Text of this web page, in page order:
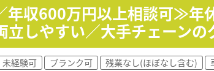
の店舗運営を行っています！
ライブスルー型・専門店と患者様ニーズに応え
の調剤監査システムを導入しており、調剤機
い医療を提供できる環境作りをされています。
年収600万円以上相談可≫
立しやすい／大手チェーン
未経験可 ブランク可 残業なし(ほぼなし含む)